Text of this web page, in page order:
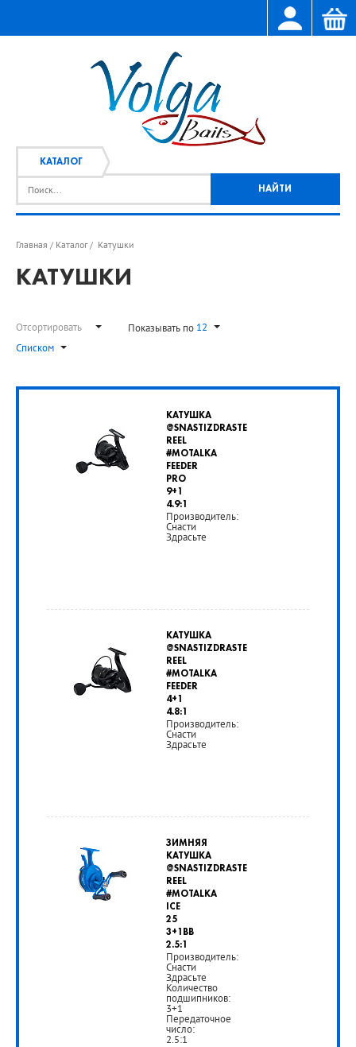
КАТАЛОГ
Главная / Каталог / Катушки
КАТУШКИ
Отсортировать Показывать по 12
Списком
КАТУШКА
@SNASTIZDRASTE
REEL
#MOTALKA
FEEDER
PRO
9+1
4.9:1
Производитель:
Снасти
Здрасьте
5
750
руб.
РУБ
КАТУШКА
@SNASTIZDRASTE
REEL
#MOTALKA
FEEDER
4+1
4.8:1
Производитель:
Снасти
Здрасьте
ЗИМНЯЯ
КАТУШКА
@SNASTIZDRASTE
REEL
#MOTALKA
ICE
25
3+1BB
2.5:1
Производитель:
Снасти
Здрасьте
Количество
подшипников:
3+1
Передаточное
число:
2.5:1